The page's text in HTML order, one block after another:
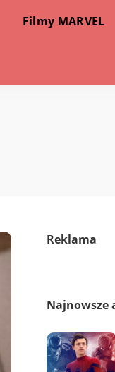
Filmy MARVEL
Reklama
Najnowsze